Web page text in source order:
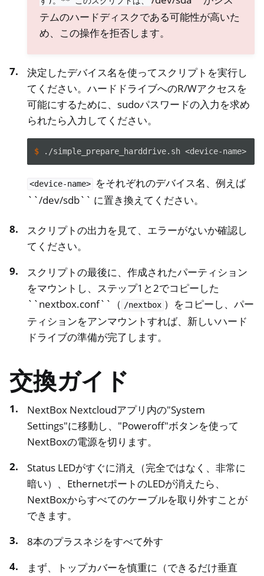
テムのハードディスクである可能性が高いた
め、この操作を拒否します。
決定したデバイス名を使ってスクリプトを実行し
てください。ハードドライブへのR/Wアクセスを
可能にするために、sudoパスワードの入力を求め
られたら入力してください。
$ ./simple_prepare_harddrive.sh
<device-name>
をそれぞれのデバイス名、例えば
``/dev/sdb`` に置き換えてください。
スクリプトの出力を見て、エラーがないか確認し
てください。
スクリプトの最後に、作成されたパーティション
をマウントし、ステップ1と2でコピーした
``nextbox.conf``（ /nextbox ）をコピーし、パー
ティションをアンマウントすれば、新しいハード
ドライブの準備が完了します。
交換ガイド
NextBox Nextcloudアプリ内の"System
Settings"に移動し、"Poweroff"ボタンを使って
NextBoxの電源を切ります。
Status LEDがすぐに消え（完全ではなく、非常に
暗い）、EthernetポートのLEDが消えたら、
NextBoxからすべてのケーブルを取り外すことが
できます。
8本のプラスネジをすべて外す
まず、トップカバーを慎重に（できるだけ垂直